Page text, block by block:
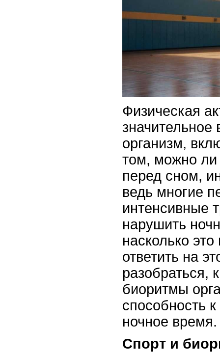
Физическая
организм,
том, можно ли
перед сном,
ведь многие
интенсивные
нарушить
насколько
ответить на
разобраться,
биоритмы
способность
ночное время.
Спорт и